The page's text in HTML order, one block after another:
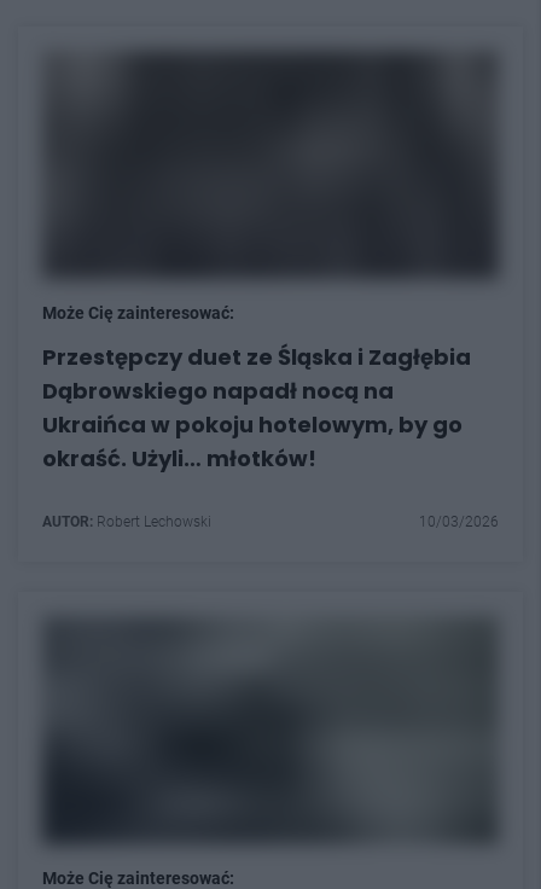
Może Cię zainteresować:
Przestępczy duet ze Śląska i Zagłębia
Dąbrowskiego napadł nocą na
Ukraińca w pokoju hotelowym, by go
okraść. Użyli… młotków!
AUTOR: Robert Lechowski 10/03/2026
Może Cię zainteresować: